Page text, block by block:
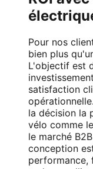
Pour nos
bien plus
L'objectif est
satisfaction
la décision la
vélo comme
le marché
conception
performance,